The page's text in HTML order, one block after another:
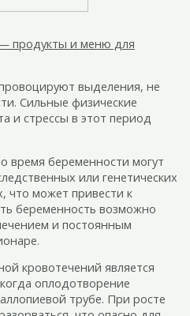
продукты и меню для
выделения, не
Сильные физические
и стрессы в этот период
время беременности могут
или генетических
что может привести к
беременность возможно
и постоянным
кровотечений является
оплодотворение
трубе. При росте